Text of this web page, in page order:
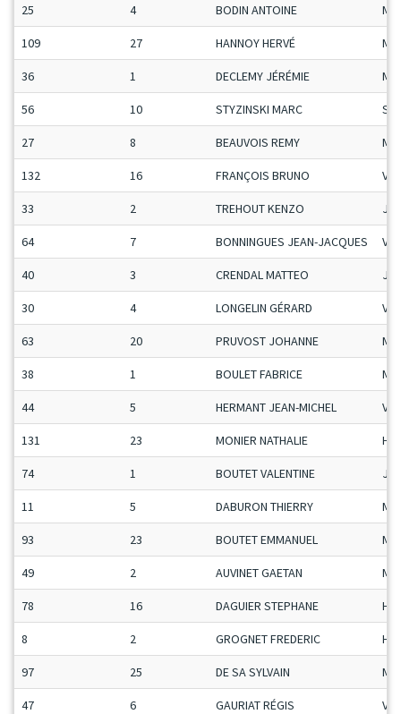
25 4 BODIN ANTOINE
109 27 HANNOY HERVÉ
36 1 DECLEMY JÉRÉMIE
56 10 STYZINSKI MARC
27 8 BEAUVOIS REMY
132 16 FRANÇOIS BRUNO Vet
33 2 TREHOUT KENZO Ju-
64 7 BONNINGUES JEAN-JACQUES Vet
40 3 CRENDAL MATTEO Ju-
30 4 LONGELIN GÉRARD Vet
63 20 PRUVOST JOHANNE
38 1 BOULET FABRICE
44 5 HERMANT JEAN-MICHEL Vet
131 23 MONIER NATHALIE H-C
74 1 BOUTET VALENTINE Ju-
11 5 DABURON THIERRY
93 23 BOUTET EMMANUEL
49 2 AUVINET GAETAN
78 16 DAGUIER STEPHANE H-C
8 2 GROGNET FREDERIC H-C
97 25 DE SA SYLVAIN
47 6 GAURIAT RÉGIS Vet